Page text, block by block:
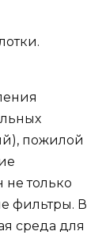
пожилой
не только
фильтры. В
среда для